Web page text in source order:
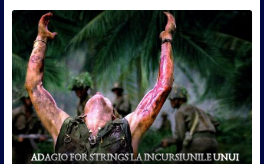
ADAGIO FOR STRINGS LA INCURSIUNILE UNUI